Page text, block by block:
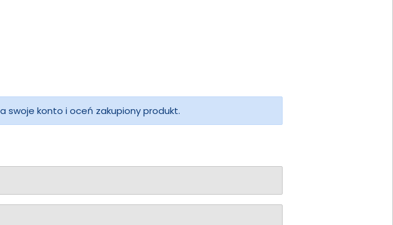
swoje konto i oceń zakupiony produkt.